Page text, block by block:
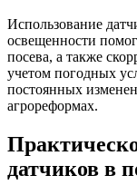
Использование
освещенности
посева, а также
учетом погодных
постоянных
агрореформах.
датчиков в